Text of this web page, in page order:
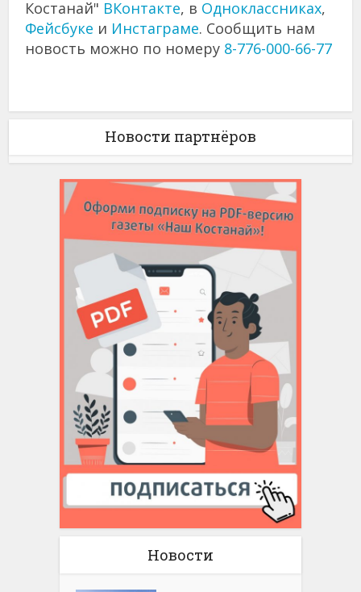
Костанай" ВКонтакте, в Одноклассниках,
Фейсбуке и Инстаграме. Сообщить нам
новость можно по номеру 8-776-000-66-77
Новости партнёров
Новости